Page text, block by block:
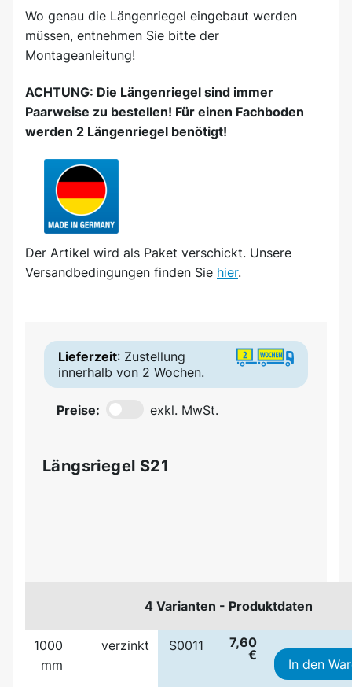
Wo genau die Längenriegel eingebaut werden
müssen, entnehmen Sie bitte der
Montageanleitung!
ACHTUNG: Die Längenriegel sind immer
Paarweise zu bestellen! Für einen Fachboden
werden 2 Längenriegel benötigt!
Der Artikel wird als Paket verschickt. Unsere
Versandbedingungen finden Sie hier.
Lieferzeit: Zustellung
innerhalb von 2 Wochen.
Preise: exkl. MwSt.
Längsriegel S21
4 Varianten - Produktdaten
1000
mm
verzinkt S0011
7,60
€
In den